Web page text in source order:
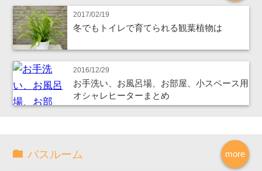
2017/02/19
冬でもトイレで育てられる観葉植物は
2016/12/29
お手洗い、お風呂場、お部屋、小スペース用
オシャレヒーターまとめ
more
バスルーム